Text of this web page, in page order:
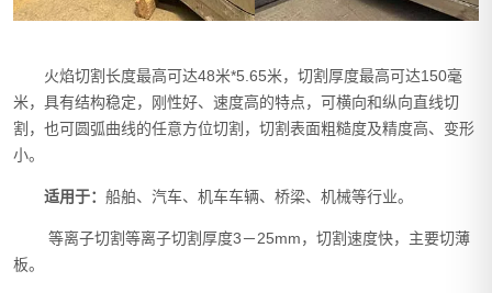
火焰切割长度最高可达48米*5.65米，切割厚度最高可达150毫
米，具有结构稳定，刚性好、速度高的特点，可横向和纵向直线切
割，也可圆弧曲线的任意方位切割，切割表面粗糙度及精度高、变形
小。
适用于： 船舶、汽车、机车车辆、桥梁、机械等行业。
等离子切割等离子切割厚度3－25mm，切割速度快，主要切薄
板。